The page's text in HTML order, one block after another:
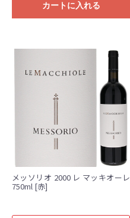
カートに入れる
メッソリオ 2000 レ マッキオーレ
750ml [赤]